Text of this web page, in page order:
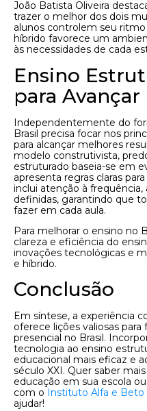
João Batista Oliveira
trazer o melhor dos dois
alunos controlem seu
híbrido favorece um
às necessidades de cada
Ensino
para Avançar
Independentemente do
Brasil precisa focar nos
para alcançar melhores
modelo construtivista,
estruturado baseia-se em
apresenta regras claras
inclui atenção à
definidas, garantindo que
fazer em cada aula.
Para melhorar o ensino no
clareza e eficiência do
inovações tecnológicas e
e híbrido.
Conclusão
Em síntese, a experiência
oferece lições valiosas
presencial no Brasil.
tecnologia ao ensino
educacional mais eficaz e
século XXI. Quer saber
educação em sua escola
com o Instituto Alfa e Beto
ajudar!